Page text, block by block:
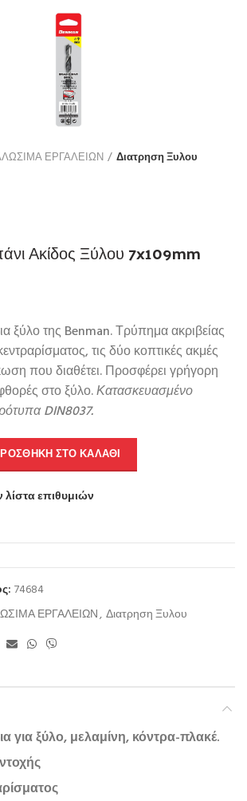
ΕΡΓΑΛΕΙΩΝ Διατρηση Ξυλου
Ακίδος Ξύλου 7x109mm
ξύλο της Benman. Τρύπημα ακριβείας
τις δύο κοπτικές ακμές
που διαθέτει. Προσφέρει γρήγορη
στο ξύλο.Κατασκευασμένο
DIN8037.
ΣΤΟ ΚΑΛΆΘΙ
επιθυμιών
74684
ΕΡΓΑΛΕΙΩΝ, Διατρηση Ξυλου
για ξύλο, μελαμίνη, κόντρα-πλακέ.